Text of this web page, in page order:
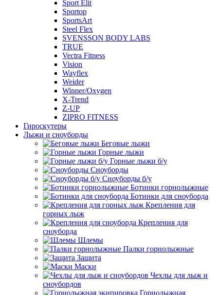
Sport Elit
Sportop
SportsArt
Steel Flex
SVENSSON BODY LABS
TRUE
Vectra Fitness
Vision
Wayflex
Weider
Winner/Oxygen
X-Trend
Z-UP
ZIPRO FITNESS
Гироскутеры
Лыжи и сноуборды
Беговые лыжи
Горные лыжи
Горные лыжи б/у
Сноуборды
Сноуборды б/у
Ботинки горнолыжные
Ботинки для сноуборда
Крепления для
горных лыж
Крепления для
сноуборда
Шлемы
Палки горнолыжные
Защита
Маски
Чехлы для лыж и
сноубордов
Горнолыжная